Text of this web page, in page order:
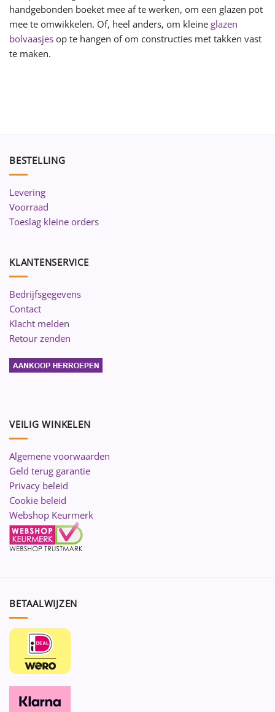
handgebonden boeket mee af te werken, om een glazen pot
mee te omwikkelen. Of, heel anders, om kleine glazen
bolvaasjes op te hangen of om constructies met takken vast
te maken.
BESTELLING
Levering
Voorraad
Toeslag kleine orders
KLANTENSERVICE
Bedrijfsgegevens
Contact
Klacht melden
Retour zenden
VEILIG WINKELEN
Algemene voorwaarden
Geld terug garantie
Privacy beleid
Cookie beleid
Webshop Keurmerk
BETAALWIJZEN